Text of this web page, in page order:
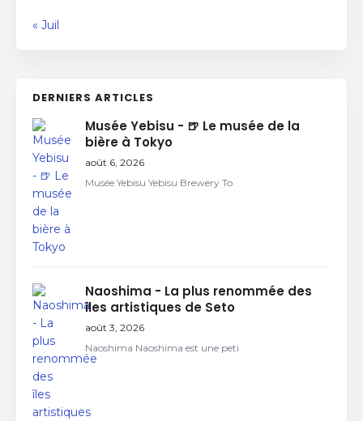
« Juil
DERNIERS ARTICLES
Musée Yebisu - 🍺 Le musée de la
bière à Tokyo
août 6, 2026
Musée Yebisu Yebisu Brewery To
Naoshima - La plus renommée des
îles artistiques de Seto
août 3, 2026
Naoshima Naoshima est une peti